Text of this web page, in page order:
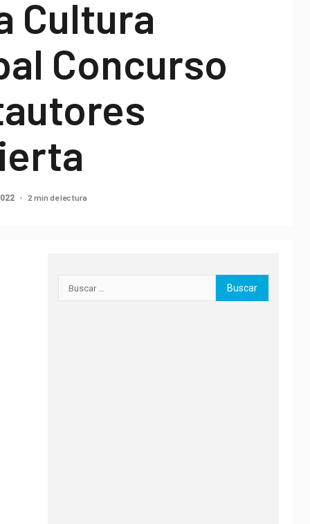
Cultura
Concurso
2 min de lectura